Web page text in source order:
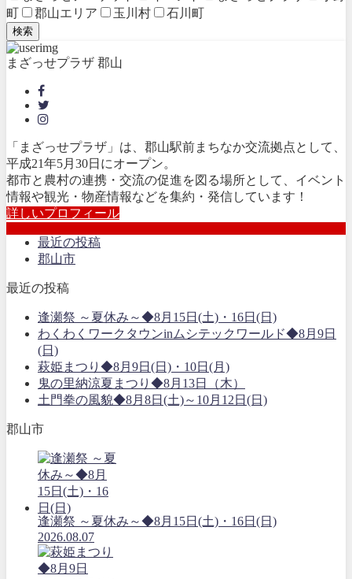
町
郡山エリア 玉川村 石川町
検索
まざっせプラザ 郡山
「まざっせプラザ」は、郡山駅前まちなか交流拠点として、
平成21年5月30日にオープン。
都市と農村の連携・交流の促進を図る場所として、イベント
情報や観光・物産情報などを集約・発信しています！
詳しいプロフィール
最近の投稿
郡山市
最近の投稿
逢瀬祭 ～夏休み～◆8月15日(土)・16日(日)
わくわくワークタウンinムシテックワールド◆8月9日
(日)
萩姫まつり◆8月9日(日)・10日(月)
鬼の里納涼夏まつり◆8月13日（木）
土門拳の風貌◆8月8日(土)～10月12日(日)
郡山市
逢瀬祭 ～夏休み～◆8月15日(土)・16日(日)
2026.08.07